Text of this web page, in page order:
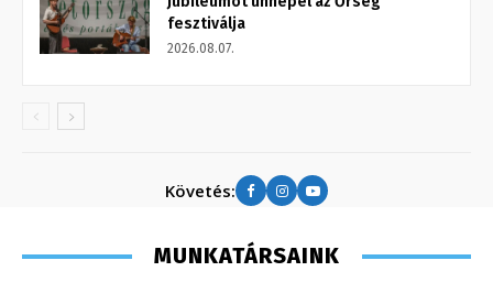
fesztiválja
2026.08.07.
Követés:
MUNKATÁRSAINK